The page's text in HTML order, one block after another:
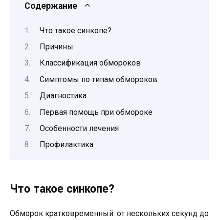
Содержание
Что такое синкопе?
Причины
Классификация обмороков
Симптомы по типам обмороков
Диагностика
Первая помощь при обмороке
Особенности лечения
Профилактика
Что такое синкопе?
Обморок кратковременный: от нескольких секунд до